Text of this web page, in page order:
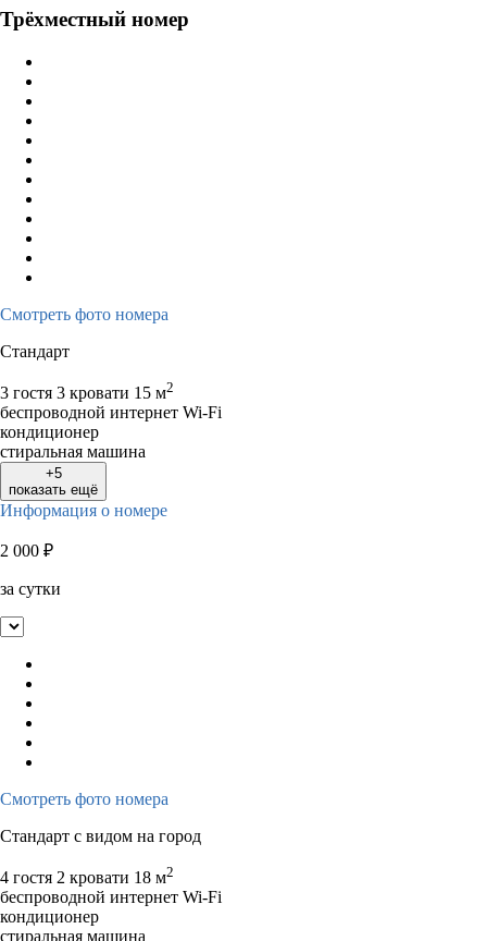
Трёхместный номер
Смотреть фото номера
Стандарт
3 гостя 3 кровати 15 м2
беспроводной интернет Wi-Fi
кондиционер
стиральная машина
+5
показать ещё
Информация о номере
2 000 ₽
за сутки
Смотреть фото номера
Стандарт с видом на город
4 гостя 2 кровати 18 м2
беспроводной интернет Wi-Fi
кондиционер
стиральная машина